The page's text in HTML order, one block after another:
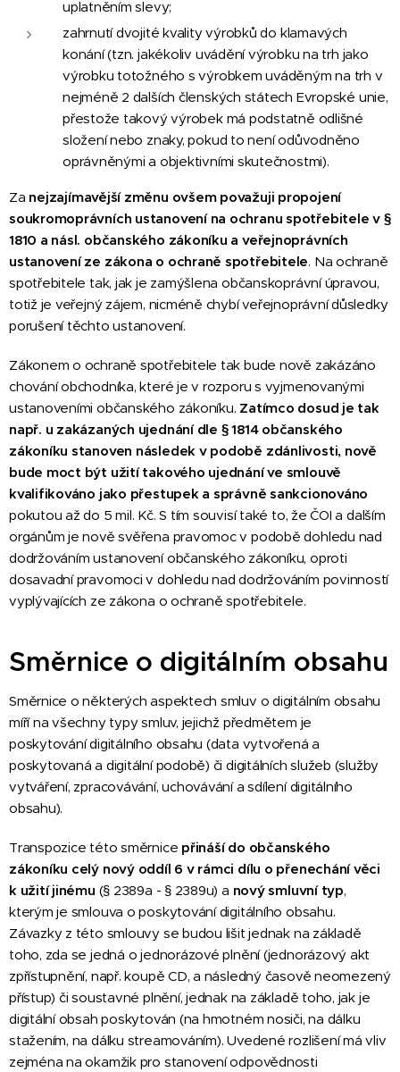
uplatněním slevy;
zahrnutí dvojité kvality výrobků do klamavých
konání (tzn. jakékoliv uvádění výrobku na trh jako
výrobku totožného s výrobkem uváděným na trh v
nejméně 2 dalších členských státech Evropské unie,
přestože takový výrobek má podstatně odlišné
složení nebo znaky, pokud to není odůvodněno
oprávněnými a objektivními skutečnostmi).
Za nejzajímavější změnu ovšem považuji propojení
soukromoprávních ustanovení na ochranu spotřebitele v §
1810 a násl. občanského zákoníku a veřejnoprávních
ustanovení ze zákona o ochraně spotřebitele. Na ochraně
spotřebitele tak, jak je zamýšlena občanskoprávní úpravou,
totiž je veřejný zájem, nicméně chybí veřejnoprávní důsledky
porušení těchto ustanovení.
Zákonem o ochraně spotřebitele tak bude nově zakázáno
chování obchodníka, které je v rozporu s vyjmenovanými
ustanoveními občanského zákoníku. Zatímco dosud je tak
např. u zakázaných ujednání dle § 1814občanského
zákoníku stanoven následek v podobě zdánlivosti, nově
bude moct být užití takového ujednání ve smlouvě
kvalifikováno jako přestupek a správně sankcionováno
pokutou až do 5 mil. Kč. S tím souvisí také to, že ČOI a dalším
orgánům je nově svěřena pravomoc v podobě dohledu nad
dodržováním ustanovení občanského zákoníku, oproti
dosavadní pravomoci v dohledu nad dodržováním povinností
vyplývajících ze zákona o ochraně spotřebitele.
Směrnice o digitálním obsahu
Směrnice o některých aspektech smluv o digitálním obsahu
míří na všechny typy smluv, jejichž předmětem je
poskytování digitálního obsahu (data vytvořená a
poskytovaná a digitální podobě) či digitálních služeb (služby
vytváření, zpracovávání, uchovávání a sdílení digitálního
obsahu).
Transpozice této směrnice přináší do občanského
zákoníku celý nový oddíl 6 v rámci dílu o přenechání věci
k užití jinému (§ 2389a - § 2389u) a nový smluvní typ,
kterým je smlouva o poskytování digitálního obsahu.
Závazky z této smlouvy se budou lišit jednak na základě
toho, zda se jedná o jednorázové plnění (jednorázový akt
zpřístupnění, např. koupě CD, a následný časově neomezený
přístup) či soustavné plnění, jednak na základě toho, jak je
digitální obsah poskytován (na hmotném nosiči, na dálku
stažením, na dálku streamováním). Uvedené rozlišení má vliv
zejména na okamžik pro stanovení odpovědnosti